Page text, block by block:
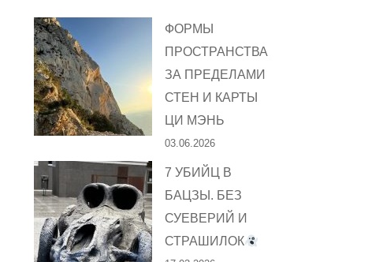
ФОРМЫ
ПРОСТРАНСТВА
ЗА ПРЕДЕЛАМИ
СТЕН И КАРТЫ
ЦИ МЭНЬ
03.06.2026
7 УБИЙЦ В
БАЦЗЫ. БЕЗ
СУЕВЕРИЙ И
СТРАШИЛОК